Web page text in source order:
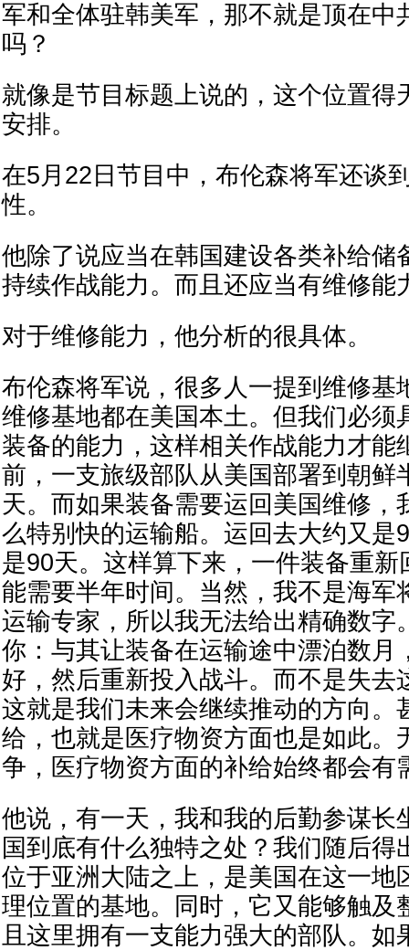
军和全体驻韩美军，那不就是顶在中
吗？
就像是节目标题上说的，这个位置得
安排。
在5月22日节目中，布伦森将军还谈
性。
他除了说应当在韩国建设各类补给储
持续作战能力。而且还应当有维修能
对于维修能力，他分析的很具体。
布伦森将军说，很多人一提到维修基
维修基地都在美国本土。但我们必须
装备的能力，这样相关作战能力才能
前，一支旅级部队从美国部署到朝鲜
天。而如果装备需要运回美国维修，
么特别快的运输船。运回去大约又是
是90天。这样算下来，一件装备重新
能需要半年时间。当然，我不是海军
运输专家，所以我无法给出精确数字
你：与其让装备在运输途中漂泊数月
好，然后重新投入战斗。而不是失去
这就是我们未来会继续推动的方向。
给，也就是医疗物资方面也是如此。
争，医疗物资方面的补给始终都会有
他说，有一天，我和我的后勤参谋长
国到底有什么独特之处？我们随后得
位于亚洲大陆之上，是美国在这一地
理位置的基地。同时，它又能够触及
且这里拥有一支能力强大的部队。如